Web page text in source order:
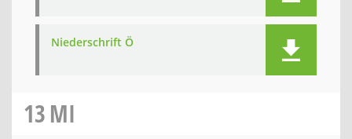
Niederschrift Ö
13MI